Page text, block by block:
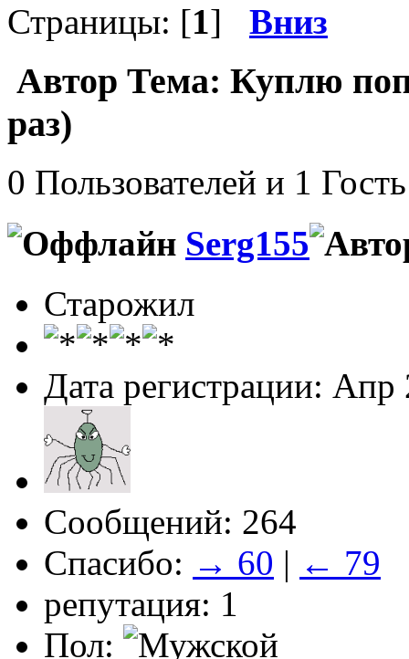
Страницы: [1] Вниз
Автор Тема: Куплю
раз)
0 Пользователей и 1
Serg155
Старожил
Дата регистрации: Апр
Сообщений: 264
Спасибо: → 60 | ← 79
репутация: 1
Пол: